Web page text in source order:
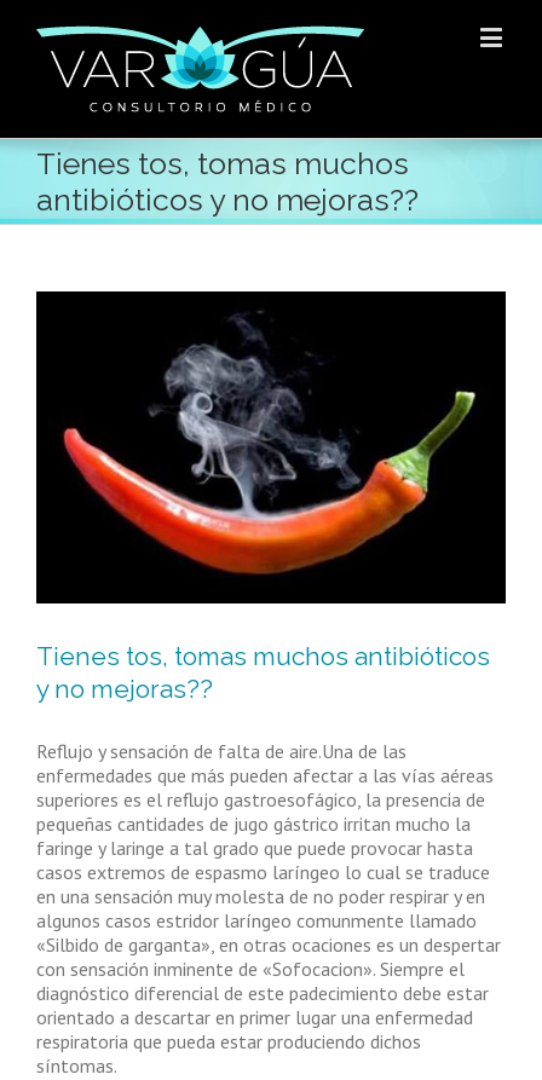
Tienes tos, tomas muchos
antibióticos y no mejoras??
Tienes tos, tomas muchos antibióticos
y no mejoras??
Reflujo y sensación de falta de aire.Una de las
enfermedades que más pueden afectar a las vías aéreas
superiores es el reflujo gastroesofágico, la presencia de
pequeñas cantidades de jugo gástrico irritan mucho la
faringe y laringe a tal grado que puede provocar hasta
casos extremos de espasmo laríngeo lo cual se traduce
en una sensación muy molesta de no poder respirar y en
algunos casos estridor laríngeo comunmente llamado
«Silbido de garganta», en otras ocaciones es un despertar
con sensación inminente de «Sofocacion». Siempre el
diagnóstico diferencial de este padecimiento debe estar
orientado a descartar en primer lugar una enfermedad
respiratoria que pueda estar produciendo dichos
síntomas.